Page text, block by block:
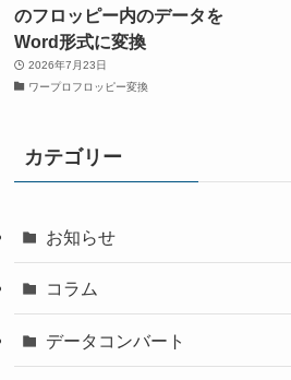
のフロッピー内のデータを
Word形式に変換
2026年7月23日
ワープロフロッピー変換
カテゴリー
お知らせ
コラム
データコンバート